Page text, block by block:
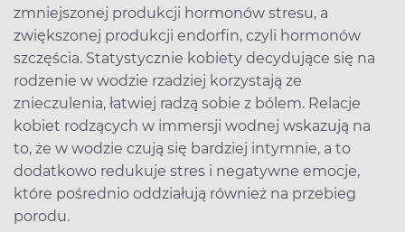
zmniejszonej produkcji hormonów stresu, a
zwiększonej produkcji endorfin, czyli hormonów
szczęścia. Statystycznie kobiety decydujące się na
rodzenie w wodzie rzadziej korzystają ze
znieczulenia, łatwiej radzą sobie z bólem. Relacje
kobiet rodzących w immersji wodnej wskazują na
to, że w wodzie czują się bardziej intymnie, a to
dodatkowo redukuje stres i negatywne emocje,
które pośrednio oddziałują również na przebieg
porodu.